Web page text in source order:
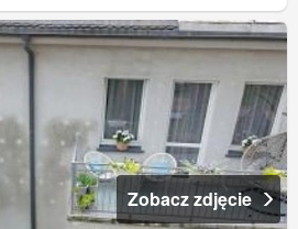
Zobacz zdjęcie